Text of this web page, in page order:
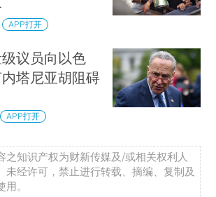
APP打开
议员向以色
内塔尼亚胡阻碍
APP打开
之知识产权为财新传媒及/或相关权利人
未经许可，禁止进行转载、摘编、复制及
。